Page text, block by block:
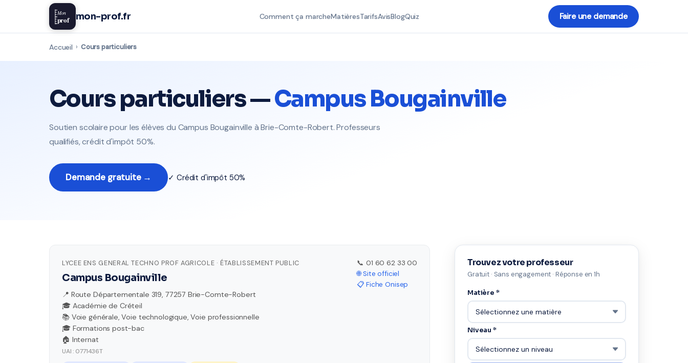
Mon
prof mon-prof.fr Comment ça marcheMatièresTarifsAvisBlogQuiz Faire une demande
Accueil › Cours particuliers
Cours particuliers —Campus Bougainville
Soutien scolaire pour les élèves du Campus Bougainville à Brie-Comte-Robert. Professeurs
qualifiés, crédit d'impôt 50%.
Demande gratuite → ✓ Crédit d'impôt 50%
LYCEE ENS GENERAL TECHNO PROF AGRICOLE · ÉTABLISSEMENT PUBLIC
Campus Bougainville
📍 Route Départementale 319, 77257 Brie-Comte-Robert
🎓 Académie de Créteil
📚 Voie générale, Voie technologique, Voie professionnelle
🎓 Formations post-bac
🏠 Internat
UAI : 0771436T
📞 01 60 62 33 00
🌐 Site officiel
📋 Fiche Onisep
Trouvez votre professeur
Gratuit · Sans engagement · Réponse en 1h
Matière *
Niveau *